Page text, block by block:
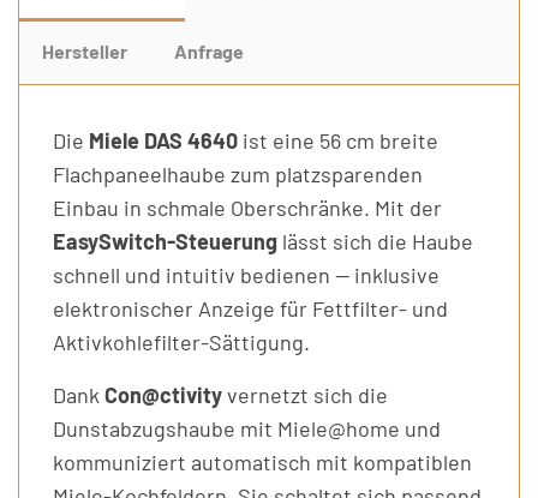
Hersteller Anfrage
Die Miele DAS 4640 ist eine 56 cm breite
Flachpaneelhaube zum platzsparenden
Einbau in schmale Oberschränke. Mit der
EasySwitch-Steuerung lässt sich die Haube
schnell und intuitiv bedienen — inklusive
elektronischer Anzeige für Fettfilter- und
Aktivkohlefilter-Sättigung.
Dank Con@ctivityvernetzt sich die
Dunstabzugshaube mit Miele@home und
kommuniziert automatisch mit kompatiblen